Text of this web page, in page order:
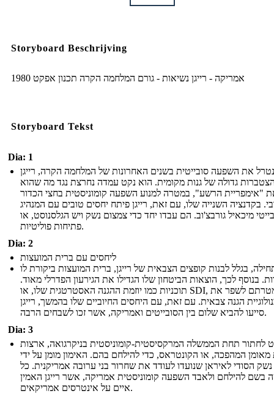
Storyboard Beschrijving
1980 אמריקה - רייגן נשיאות - גורם המלחמה הקרה תכנון אפקט
Storyboard Tekst
Dia: 1
את השפעה סובייטית בשנים האחרונות של המלחמה הקרה, רייגן
גדולה של גנות מקומית. הוא נקט עמדה נחרצת נגד מה שהוא
"אימפריית הרשע", במטרה למנוע השפעה קומוניסטית בחצי הכדור
בקדנציה השנייה שלו, עם זאת, רייגן פיתח יחסים טובים עם המנהיג
מיכאיל גורבצ'וב. הם עבדו יחד כדי צמצום נשק ויש הגלסנוסט, או
פתיחות פוליטיות.
Dia: 2
ליחסים עם ברית המועצות
בגלל לבנות קופצים הצבאית של רייגן, ברית המועצות ביקורת לו
בנוסף לכך, הוצאות הביטחון שלו הגדילו את הגירעון הפדרלי מאוד.
תוכניות כמו יוזמת ההגנה האסטרטגית שלו, או SDI, שמטרתם לשפר את
הגנה צבאית. עם זאת, עם היחסים החיוביים שלו בהמשך, רייגן
סייעו להביא שלום בין הסובייטים ואמריקה, אשר זכו לשבחים הרבה.
Dia: 3
לחתור תחת הממשלה המרקסיסטית-קומוניסטית בניקרגואה, ארצות
מאומן המהפכה, או הקונטראס, כדי להילחם בהם. האימון מומן על ידי
הסודי לאיראן שנועדו לעודד את שחרור בני ערובה אמריקנית. כל
בשם להילחם ולאבד השפעה קומוניסטית אמריקה, אשר רייגן האמין
איים על אינטרסים אמריקאים.